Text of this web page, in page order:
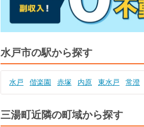
水戸市の駅から探す
水戸 偕楽園 赤塚 内原 東水戸 常澄
三湯町近隣の町域から探す